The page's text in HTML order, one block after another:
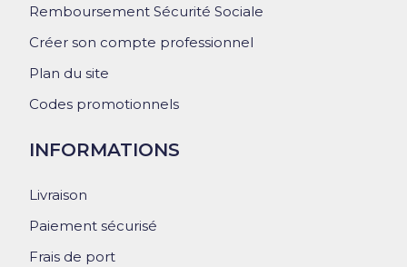
Remboursement Sécurité Sociale
Créer son compte professionnel
Plan du site
Codes promotionnels
INFORMATIONS
Livraison
Paiement sécurisé
Frais de port